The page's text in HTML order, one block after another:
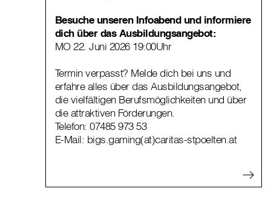
Besuche unseren Infoabend und informiere
dich über das Ausbildungsangebot:
MO 22. Juni 2026 19:00Uhr
Termin verpasst? Melde dich bei uns und
erfahre alles über das Ausbildungsangebot,
die vielfältigen Berufsmöglichkeiten und über
die attraktiven Förderungen.
Telefon:07485 973 53
E-Mail: bigs.gaming(at)caritas-stpoelten.at